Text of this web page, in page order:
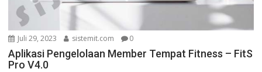
Juli 29, 2023 sistemit.com 0
Aplikasi Pengelolaan Member Tempat Fitness – FitS
Pro V4.0